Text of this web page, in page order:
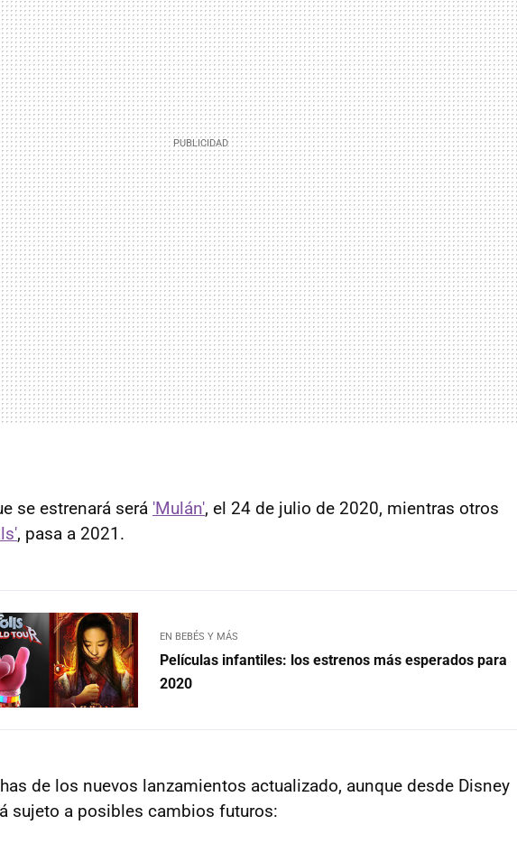
se estrenará será 'Mulán', el 24 de julio de 2020, mientras otros
, pasa a 2021.
EN BEBÉS Y MÁS
Películas infantiles: los estrenos más esperados para
2020
de los nuevos lanzamientos actualizado, aunque desde Disney
sujeto a posibles cambios futuros: